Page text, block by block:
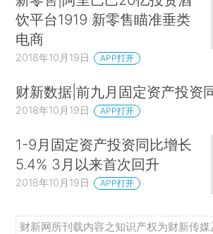
饮平台1919 新零售瞄准垂类
电商
2018年10月19日 APP打开
财新数据|前九月固定资产投资
2018年10月19日 APP打开
1-9月固定资产投资同比增长
5.4% 3月以来首次回升
2018年10月19日 APP打开
财新网所刊载内容之知识产权为财新传